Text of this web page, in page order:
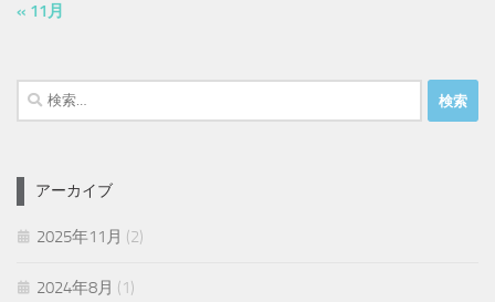
« 11月
検
索:
アーカイブ
2025年11月 (2)
2024年8月 (1)